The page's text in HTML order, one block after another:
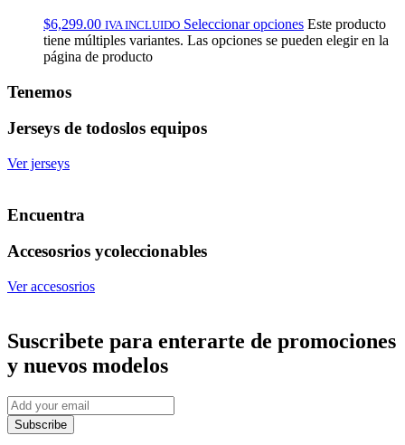
$6,299.00 IVA INCLUIDO Seleccionar opciones Este producto
tiene múltiples variantes. Las opciones se pueden elegir en la
página de producto
Tenemos
Jerseys de todoslos equipos
Ver jerseys
Encuentra
Accesosrios ycoleccionables
Ver accesosrios
Suscribete para enterarte de promociones
y nuevos modelos
Subscribe